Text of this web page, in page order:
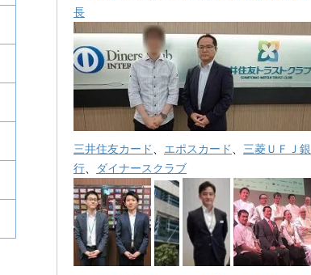
長
三井住友カード エポスカード
三菱ＵＦＪ銀
行
ダイナースクラブ